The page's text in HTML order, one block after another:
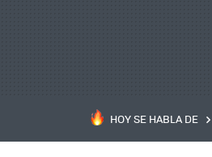
HOY SE HABLA DE